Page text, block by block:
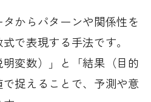
からパターンや関係性を
で表現する手法です。
明変数）」と「結果（目的
捉えることで、予測や意